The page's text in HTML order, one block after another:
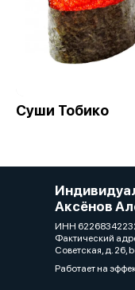
Суши Тобико
Аксёнов
ИНН
Фактический
Советская, д. 26,
Работает на